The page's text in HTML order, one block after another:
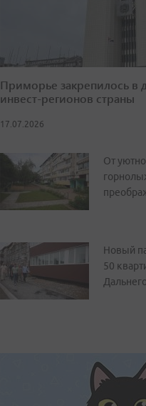
Приморье закрепилось в
инвест-регионов страны
17.07.2026
От
Новый
50